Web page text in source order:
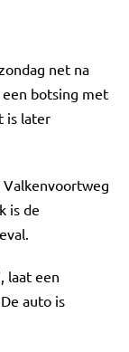
net na
botsing met
is later
Valkenvoortweg
is de
laat een
auto is